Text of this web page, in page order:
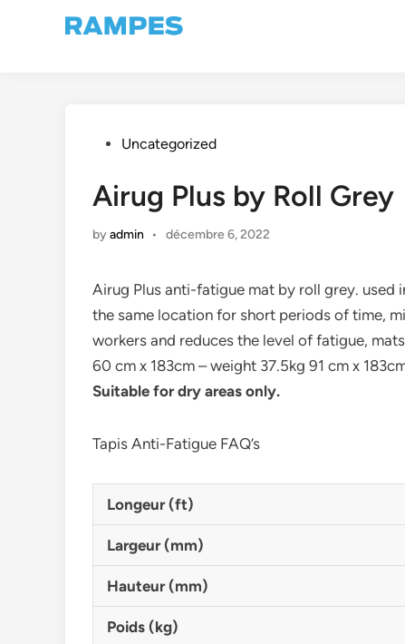
PostedUncategorized
Airug Plus by Roll Grey
byadmin • décembre 6, 2022
Airug Plus anti-fatigue mat by roll grey. used
the same location for short periods of time,
workers and reduces the level of fatigue,
60 cm x 183cm – weight 37.5kg 91 cm x
Suitable for dry areas only.
Tapis Anti-Fatigue FAQ’s
Longeur (ft)
Largeur (mm)
Hauteur (mm)
Poids (kg)